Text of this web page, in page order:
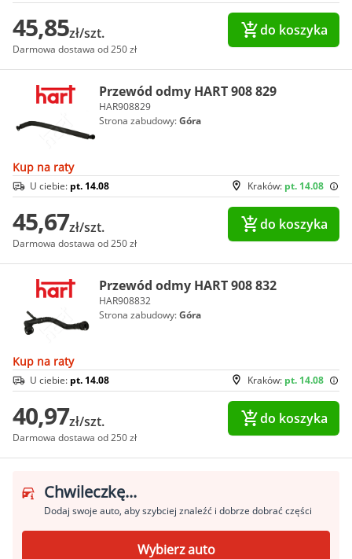
45,85zł/szt.
Darmowa dostawa od 250 zł
do koszyka
Przewód odmy HART 908 829
HAR908829
Strona zabudowy:Góra
Kup na raty
Kraków: pt. 14.08
U ciebie: pt. 14.08
45,67zł/szt.
Darmowa dostawa od 250 zł
do koszyka
Przewód odmy HART 908 832
HAR908832
Strona zabudowy:Góra
Kup na raty
Kraków: pt. 14.08
U ciebie: pt. 14.08
40,97zł/szt.
Darmowa dostawa od 250 zł
do koszyka
Chwileczkę...
Dodaj swoje auto, aby szybciej znaleźć i dobrze dobrać części
Wybierz auto